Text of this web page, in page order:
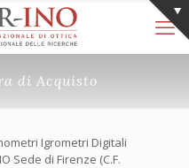
di Acquisto
Igrometri Digitali
Sede di Firenze (C.F.